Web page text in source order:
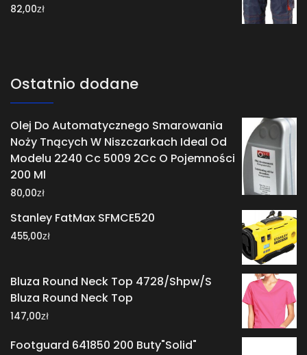
82,00zł
Ostatnio dodane
Olej Do Automatycznego Smarowania
Noży Tnących W Niszczarkach Ideal Od
Modelu 2240 Cc 5009 2Cc O Pojemności
200 Ml
80,00zł
Stanley FatMax SFMCE520
455,00zł
Bluza Round Neck Top 4728/Shpw/S
Bluza Round Neck Top
147,00zł
Footguard 641850 200 Buty"Solid"